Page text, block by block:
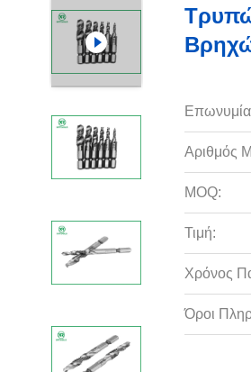
Αριθμός
MOQ:
Τιμή:
Χρόνος
Όροι